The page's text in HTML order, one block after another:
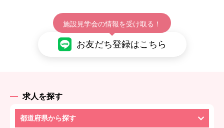
施設見学会の情報を受け取る！
お友だち登録はこちら
求人を探す
都道府県から探す